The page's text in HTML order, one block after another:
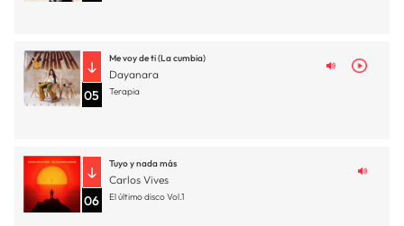
05
Me voy de ti (La cumbia)
Dayanara
Terapia
06
Tuyo y nada más
Carlos Vives
El último disco Vol.1